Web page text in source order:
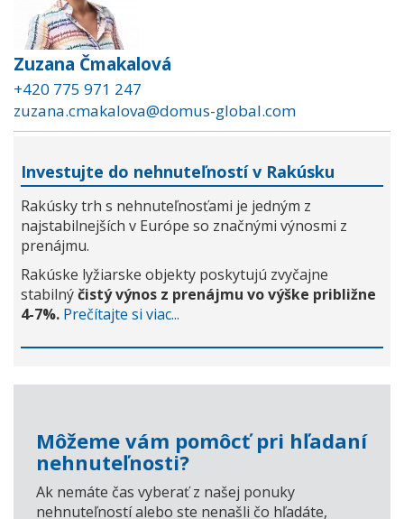
Zuzana Čmakalová
+420 775 971 247
zuzana.cmakalova@domus-global.com
Investujte do nehnuteľností v Rakúsku
Rakúsky trh s nehnuteľnosťami je jedným z
najstabilnejších v Európe so značnými výnosmi z
prenájmu.
Rakúske lyžiarske objekty poskytujú zvyčajne
stabilnýčistý výnos z prenájmu vo výške približne
4-7%. Prečítajte si viac...
Môžeme vám pomôcť pri hľadaní
nehnuteľnosti?
Ak nemáte čas vyberať z našej ponuky
nehnuteľností alebo ste nenašli čo hľadáte,